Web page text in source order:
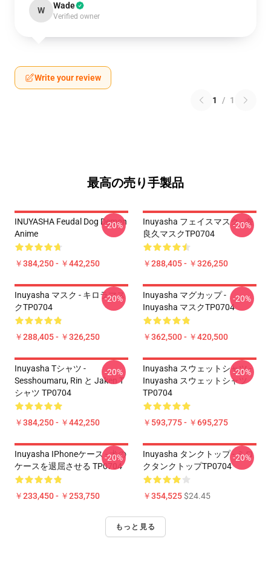
W Wade
Verified owner
Write your review
1 / 1
最高の売り手製品
INUYASHA Feudal Dog Demon
Anime
￥384,250 - ￥442,250
-20%
Inuyasha フェイスマスク - 奈
良久マスクTP0704
￥288,405 - ￥326,250
-20%
Inuyasha マスク - キロラマス
クTP0704
￥288,405 - ￥326,250
-20%
Inuyasha マグカップ -
Inuyasha マスクTP0704
￥362,500 - ￥420,500
-20%
Inuyasha Tシャツ -
Sesshoumaru, Rin と Jaken T
シャツ TP0704
￥384,250 - ￥442,250
-20%
Inuyasha スウェットシャツ -
Inuyasha スウェットシャツ
TP0704
￥593,775 - ￥695,275
-20%
Inuyasha IPhoneケース - 犬の
ケースを退屈させる TP0704
￥233,450 - ￥253,750
-20%
Inuyasha タンクトップ - ミロ
クタンクトップTP0704
￥354,525$24.45
-20%
もっと見る